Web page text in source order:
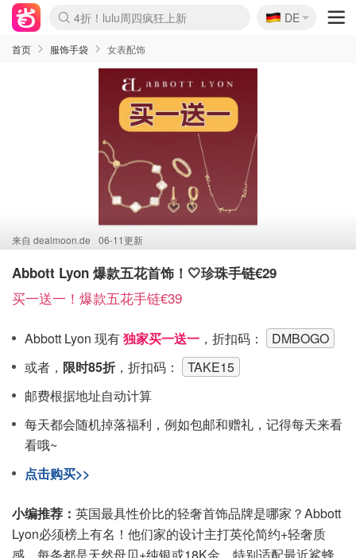
Boticinal 夏促开抢！
4折！lulu周四疯狂上新
还没结束！&OtherStories大促
Joybuy变相75折 随时失效
速领！Stanley独家85折
疑似霸哥！Camper额外叠85折
Zalando 奥莱闪促！每日更新
Moncler反季囤！5折起+叠9折
Coach Brooklyn仅€192
🇩🇪
DE
首页 服饰手袋 女表配饰
来自 dealmoon.de 06-11更新
Abbott Lyon 爆款五花首饰！🤍珍珠手链€29
买一送一！爆款五花手链€39
Abbott Lyon 现有独家买一送一 ，折扣码：
DMBOGO
或者， 限时85折 ，折扣码：
TAKE15
邮费根据地址自动计算
每天都会随机掉落福利，例如包邮和赠礼，记得每天来看
看哦~
点击购买>>
小编推荐： 英国最具性价比的轻奢首饰品牌是哪家？Abbott
Lyon必须榜上有名！他们家的设计主打英伦简约+轻奢质